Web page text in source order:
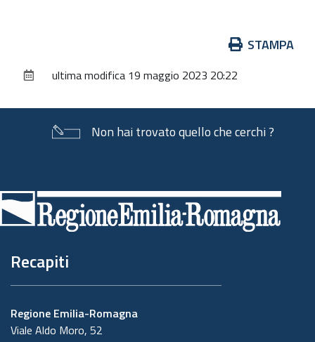
documento
STAMPA
ultima modifica 19 maggio 2023 20:22
Non hai trovato quello che cerchi ?
di
pagina
Recapiti
Regione Emilia-Romagna
Viale Aldo Moro, 52